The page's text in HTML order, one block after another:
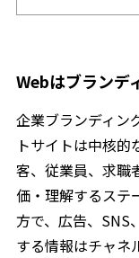
Webはブランデ
企業ブランディン
トサイトは中核
客、従業員、求職
価・理解するステ
方で、広告、SNS
する情報はチャネ